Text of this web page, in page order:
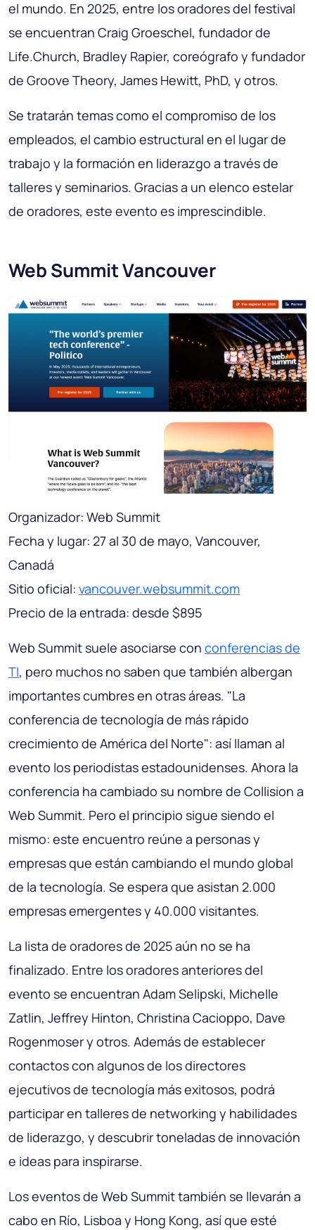
el mundo. En 2025, entre los oradores del festival
se encuentran Craig Groeschel, fundador de
Life.Church, Bradley Rapier, coreógrafo y fundador
de Groove Theory, James Hewitt, PhD, y otros.
Se tratarán temas como el compromiso de los
empleados, el cambio estructural en el lugar de
trabajo y la formación en liderazgo a través de
talleres y seminarios. Gracias a un elenco estelar
de oradores, este evento es imprescindible.
Web Summit Vancouver
Organizador: Web Summit
Fecha y lugar: 27 al 30 de mayo, Vancouver,
Canadá
Sitio oficial: vancouver.websummit.com
Precio de la entrada: desde $895
Web Summit suele asociarse con conferencias de
TI, pero muchos no saben que también albergan
importantes cumbres en otras áreas. "La
conferencia de tecnología de más rápido
crecimiento de América del Norte": así llaman al
evento los periodistas estadounidenses. Ahora la
conferencia ha cambiado su nombre de Collision a
Web Summit. Pero el principio sigue siendo el
mismo: este encuentro reúne a personas y
empresas que están cambiando el mundo global
de la tecnología. Se espera que asistan 2.000
empresas emergentes y 40.000 visitantes.
La lista de oradores de 2025 aún no se ha
finalizado. Entre los oradores anteriores del
evento se encuentran Adam Selipski, Michelle
Zatlin, Jeffrey Hinton, Christina Cacioppo, Dave
Rogenmoser y otros. Además de establecer
contactos con algunos de los directores
ejecutivos de tecnología más exitosos, podrá
participar en talleres de networking y habilidades
de liderazgo, y descubrir toneladas de innovación
e ideas para inspirarse.
Los eventos de Web Summit también se llevarán a
cabo en Río, Lisboa y Hong Kong, así que esté